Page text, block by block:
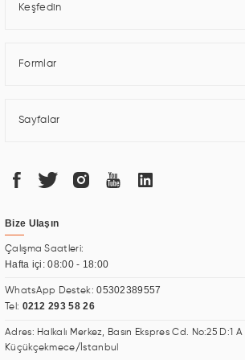
Keşfedin
Formlar
Sayfalar
Bize Ulaşın
Çalışma Saatleri:
Hafta içi: 08:00 - 18:00
WhatsApp Destek:05302389557
Tel: 0212 293 58 26
Adres: Halkalı Merkez, Basın Ekspres Cd. No:25 D:1
Küçükçekmece/İstanbul